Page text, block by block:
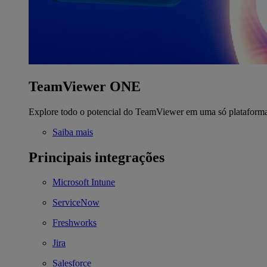
TeamViewer ONE
Explore todo o potencial do TeamViewer em uma só
Saiba mais
Principais integrações
Microsoft Intune
ServiceNow
Freshworks
Jira
Salesforce